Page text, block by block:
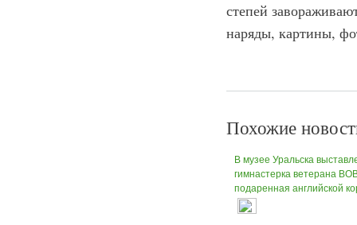
степей
наряды, картины,
Похожие
В музее Уральска
гимнастерка ветерана
подаренная английской